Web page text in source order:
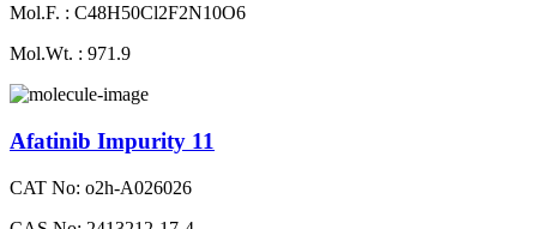
Mol.F. : C48H50Cl2F2N10O6
Mol.Wt. : 971.9
Afatinib Impurity 11
CAT No: o2h-A026026